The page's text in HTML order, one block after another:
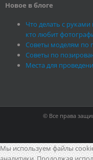
Новое в блоге
Что делать с
кто любит
Советы моделям по
Советы по
Места для
© Все права
Мы используем файлы